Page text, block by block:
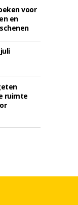
voor
en
ruimte